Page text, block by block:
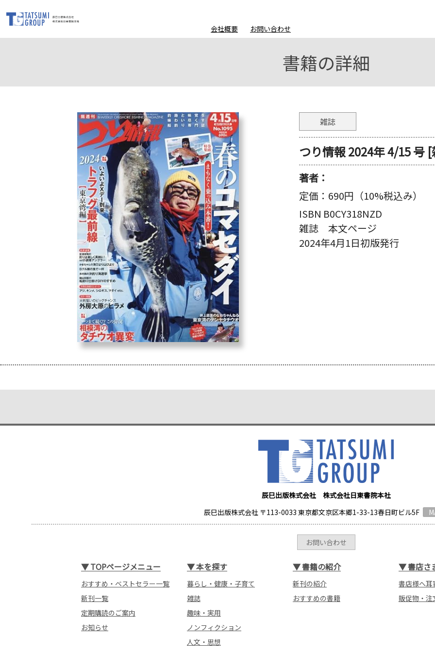
会社概要 お問い合わせ
書籍の詳細
雑誌
つり情報 2024年 4/15 号
著者：
定価： 690円（10%税込み）
ISBN B0CY318NZD
雑誌 本文ページ
2024年4月1日初版発行
辰巳出版株式会社 株式会社日東書院本社
辰巳出版株式会社 〒113-0033 東京都文京区本郷1-33-13春日町ビル5F
お問い合わせ
▼TOPページメニュー
おすすめ・ベストセラー一覧
新刊一覧
定期購読のご案内
お知らせ
▼本を探す
暮らし・健康・子育て
雑誌
趣味・実用
ノンフィクション
人文・思想
▼書籍の紹介
新刊の紹介
おすすめの書籍
▼書店さ
書店様へ耳
販促物・注